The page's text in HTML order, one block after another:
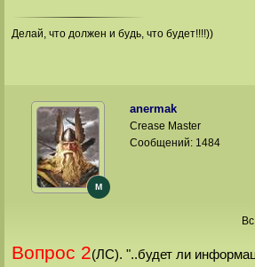
Делай, что должен и будь, что будет!!!!))
anermak
M
Crease Master
Сообщений: 1484
Вопрос 2(ЛС). "..будет ли